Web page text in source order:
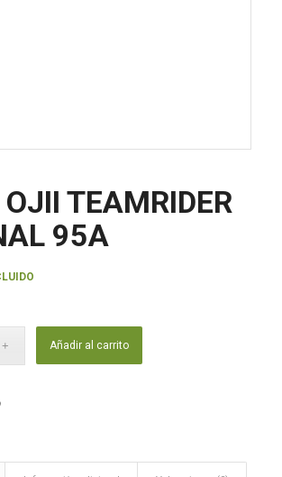
TEAMRIDER
95A
Añadir al carrito